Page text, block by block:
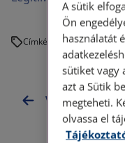
Címkék:
Vissza az
A sütik
Ön
használatát
sütiket vagy
azt a Sütik
megteheti.
olvassa el